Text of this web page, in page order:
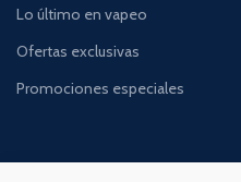
Lo último en vapeo
Ofertas exclusivas
Promociones especiales